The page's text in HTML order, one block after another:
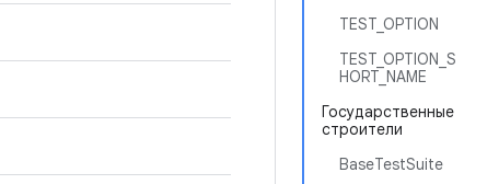
TEST_OPTION
TEST_OPTION_S
HORT_NAME
Государственные
строители
BaseTestSuite